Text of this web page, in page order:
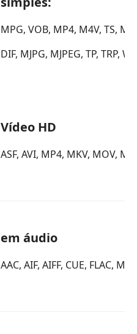
MPG, VOB, MP4, M4V, TS,
DIF, MJPG, MJPEG, TP, TRP,
Vídeo HD
ASF, AVI, MP4, MKV, MOV,
em áudio
AAC, AIF, AIFF, CUE, FLAC,